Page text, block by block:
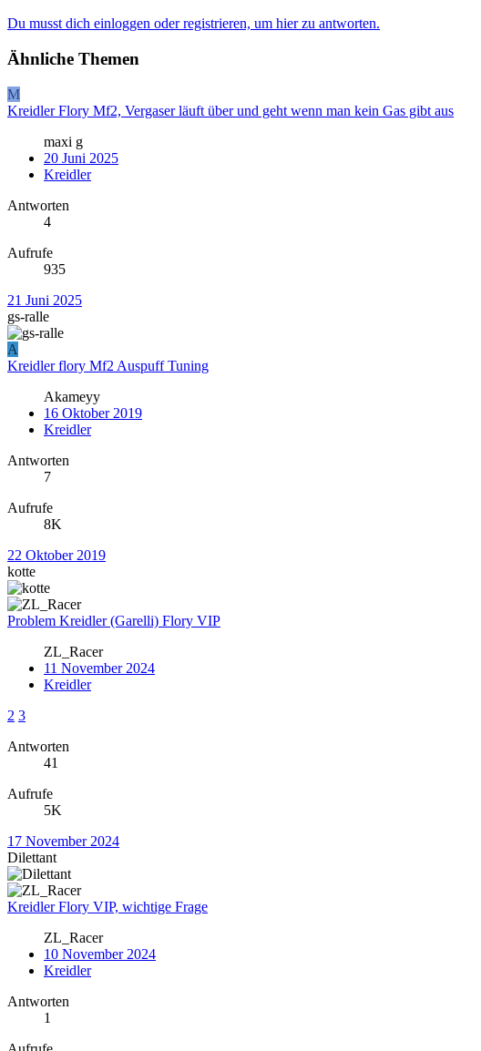
Du musst dich einloggen oder registrieren, um hier zu antworten.
Ähnliche Themen
M
Kreidler Flory Mf2, Vergaser läuft über und geht wenn man kein Gas gibt aus
maxi g
20 Juni 2025
Kreidler
Antworten
4
Aufrufe
935
21 Juni 2025
gs-ralle
A
Kreidler flory Mf2 Auspuff Tuning
Akameyy
16 Oktober 2019
Kreidler
Antworten
7
Aufrufe
8K
22 Oktober 2019
kotte
Problem Kreidler (Garelli) Flory VIP
ZL_Racer
11 November 2024
Kreidler
2 3
Antworten
41
Aufrufe
5K
17 November 2024
Dilettant
Kreidler Flory VIP, wichtige Frage
ZL_Racer
10 November 2024
Kreidler
Antworten
1